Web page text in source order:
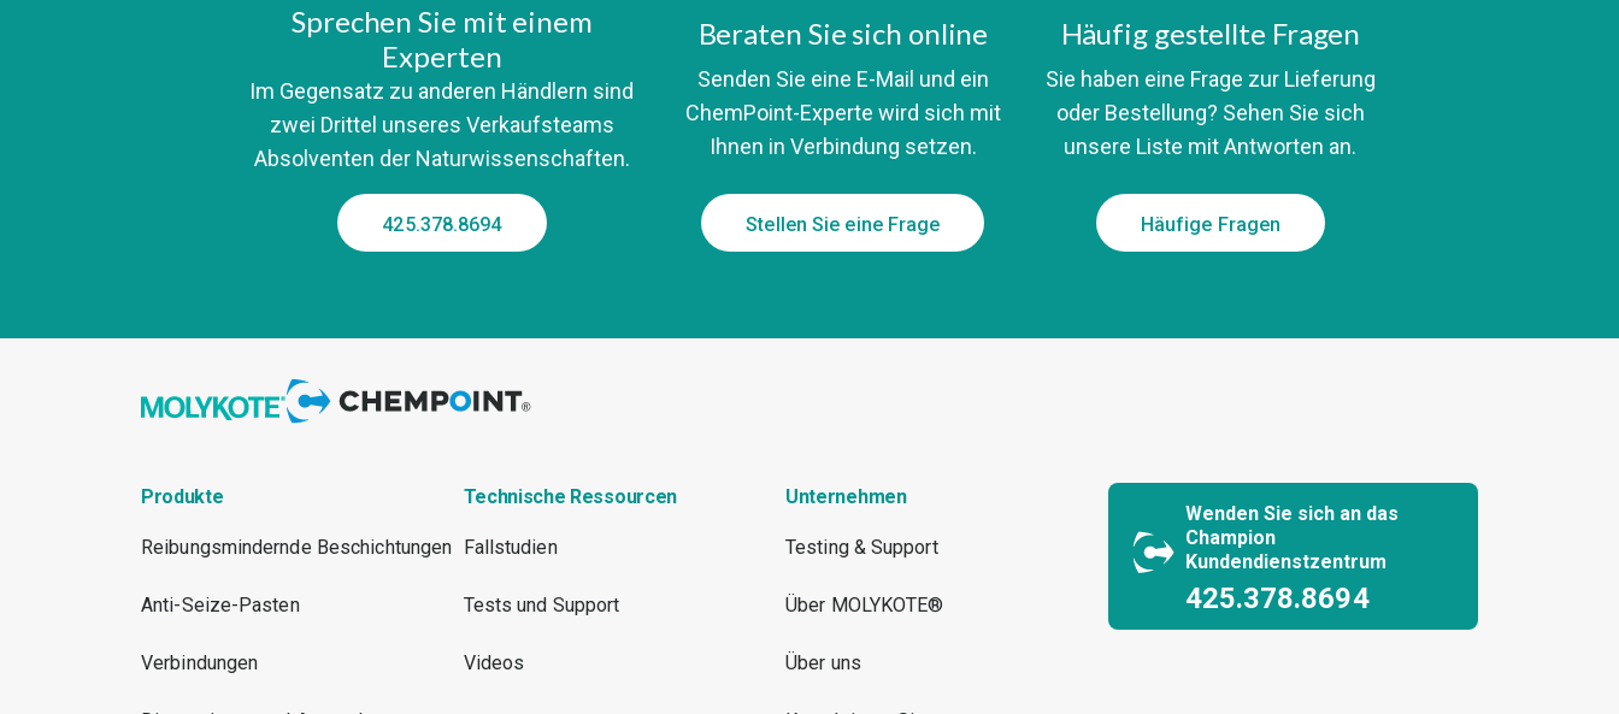
Sprechen Sie mit einem
Experten
Im Gegensatz zu anderen Händlern sind
zwei Drittel unseres Verkaufsteams
Absolventen der Naturwissenschaften.
425.378.8694
Beraten Sie sich online
Senden Sie eine E-Mail und ein
ChemPoint-Experte wird sich mit
Ihnen in Verbindung setzen.
Stellen Sie eine Frage
Häufig gestellte Fragen
Sie haben eine Frage zur Lieferung
oder Bestellung? Sehen Sie sich
unsere Liste mit Antworten an.
Häufige Fragen
Produkte
Reibungsmindernde Beschichtungen
Anti-Seize-Pasten
Verbindungen
Technische Ressourcen
Fallstudien
Tests und Support
Videos
Unternehmen
Testing & Support
Über MOLYKOTE®
Über uns
Wenden Sie sich an das
Champion
Kundendienstzentrum
425.378.8694